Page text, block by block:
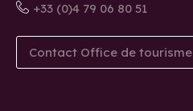
+33 (0)4 79 06 80 51
Contact Office de tourisme